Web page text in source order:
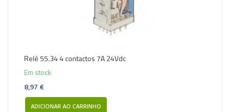
Relé 55.34 4 contactos 7A 24Vdc
Em stock
8,97 €
ADICIONAR AO CARRINHO